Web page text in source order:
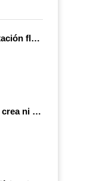
"Coheté": ¡Levitación flamígera!
La energía ni se crea ni se destruye... ¡se experimenta! El Tierno en la Feria Madrid es Ciencia 2026